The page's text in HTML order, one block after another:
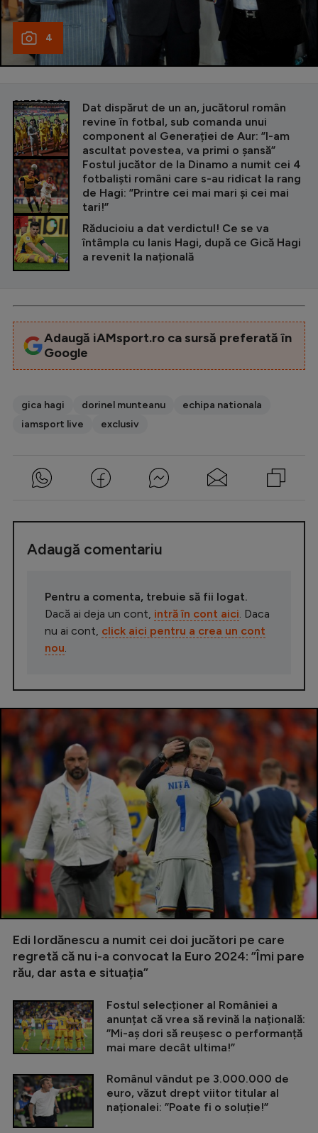
4
CITEȘTE ȘI
Dat dispărut de un an, jucătorul român
revine în fotbal, sub comanda unui
component al Generației de Aur: ”I-am
ascultat povestea, va primi o șansă”
Fostul jucător de la Dinamo a numit cei 4
fotbaliști români care s-au ridicat la rang
de Hagi: ”Printre cei mai mari și cei mai
tari!”
Răducioiu a dat verdictul! Ce se va
întâmpla cu Ianis Hagi, după ce Gică Hagi
a revenit la națională
Adaugă iAMsport.ro ca sursă preferată în
Google
gica hagi dorinel munteanu
echipa nationala
iamsport live
exclusiv
Adaugă comentariu
Pentru a comenta, trebuie să fii logat.
Dacă ai deja un cont, intră în cont aici . Daca
nu ai cont, click aici pentru a crea un cont
nou
Edi Iordănescu a numit cei doi jucători pe care
regretă că nu i-a convocat la Euro 2024: ”Îmi pare
rău, dar asta e situația”
Fostul selecționer al României a
anunțat că vrea să revină la națională:
”Mi-aș dori să reușesc o performanță
mai mare decât ultima!”
Românul vândut pe 3.000.000 de
euro, văzut drept viitor titular al
naționalei: ”Poate fi o soluție!”